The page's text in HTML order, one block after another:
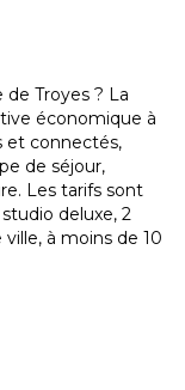
Troyes ? La
économique à
et connectés,
de séjour,
Les tarifs sont
deluxe, 2
à moins de 10